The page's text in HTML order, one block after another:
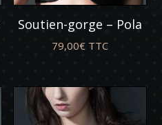
Soutien-gorge – Pola
79,00€ TTC